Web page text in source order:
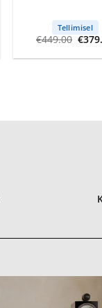
Tellimisel
€449.00
oli:
€